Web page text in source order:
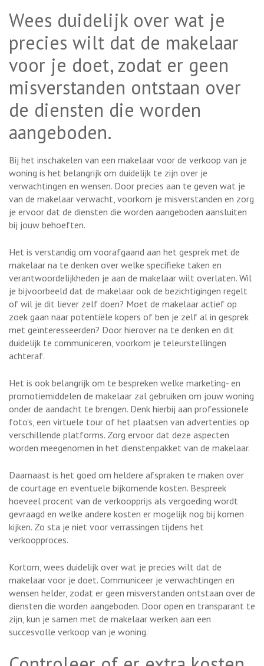
Wees duidelijk over wat je
precies wilt dat de makelaar
voor je doet, zodat er geen
misverstanden ontstaan over
de diensten die worden
aangeboden.
Bij het inschakelen van een makelaar voor de verkoop van je
woning is het belangrijk om duidelijk te zijn over je
verwachtingen en wensen. Door precies aan te geven wat je
van de makelaar verwacht, voorkom je misverstanden en zorg
je ervoor dat de diensten die worden aangeboden aansluiten
bij jouw behoeften.
Het is verstandig om voorafgaand aan het gesprek met de
makelaar na te denken over welke specifieke taken en
verantwoordelijkheden je aan de makelaar wilt overlaten. Wil
je bijvoorbeeld dat de makelaar ook de bezichtigingen regelt
of wil je dit liever zelf doen? Moet de makelaar actief op
zoek gaan naar potentiële kopers of ben je zelf al in gesprek
met geïnteresseerden? Door hierover na te denken en dit
duidelijk te communiceren, voorkom je teleurstellingen
achteraf.
Het is ook belangrijk om te bespreken welke marketing- en
promotiemiddelen de makelaar zal gebruiken om jouw woning
onder de aandacht te brengen. Denk hierbij aan professionele
foto’s, een virtuele tour of het plaatsen van advertenties op
verschillende platforms. Zorg ervoor dat deze aspecten
worden meegenomen in het dienstenpakket van de makelaar.
Daarnaast is het goed om heldere afspraken te maken over
de courtage en eventuele bijkomende kosten. Bespreek
hoeveel procent van de verkoopprijs als vergoeding wordt
gevraagd en welke andere kosten er mogelijk nog bij komen
kijken. Zo sta je niet voor verrassingen tijdens het
verkoopproces.
Kortom, wees duidelijk over wat je precies wilt dat de
makelaar voor je doet. Communiceer je verwachtingen en
wensen helder, zodat er geen misverstanden ontstaan over de
diensten die worden aangeboden. Door open en transparant te
zijn, kun je samen met de makelaar werken aan een
succesvolle verkoop van je woning.